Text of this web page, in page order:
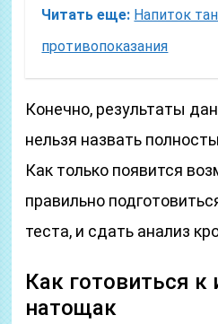
Читать еще: Напиток
противопоказания
Конечно, результаты
нельзя назвать
Как только появится
правильно
теста, и сдать анализ
Как готовиться
натощак